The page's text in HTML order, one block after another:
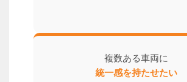
複数ある車両に
統一感を持たせたい